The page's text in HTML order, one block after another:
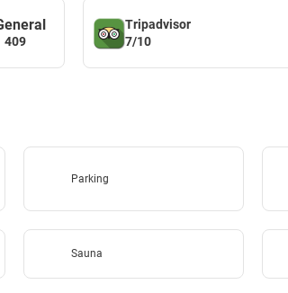
409
Tripadvisor
7/10
Parking
Sauna